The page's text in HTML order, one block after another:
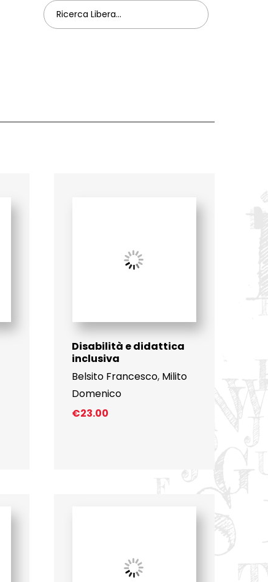
Disabilità e didattica
inclusiva
Belsito Francesco, Milito
Domenico
€23.00